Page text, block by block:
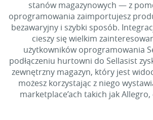
stanów magazynowych — z
oprogramowania zaimportujesz
bezawaryjny i szybki sposób.
cieszy się wielkim
użytkowników oprogramowania
podłączeniu hurtowni do Sellasist
zewnętrzny magazyn, który jest
możesz korzystając z niego
marketplace’ach takich jak Allegro,